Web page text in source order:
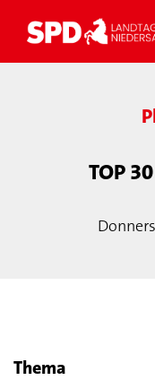
TOP
Thema